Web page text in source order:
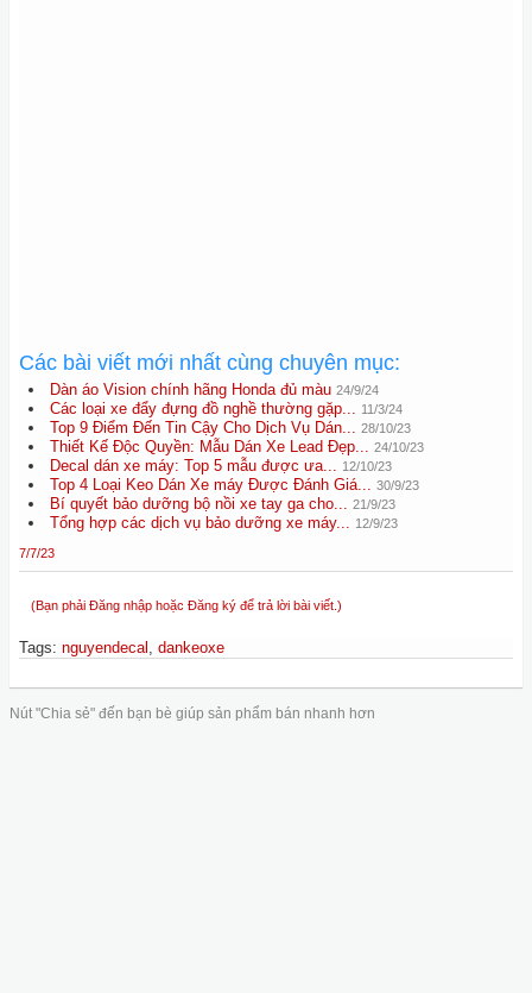
Các bài viết mới nhất cùng chuyên mục:
Dàn áo Vision chính hãng Honda đủ màu 24/9/24
Các loại xe đẩy đựng đồ nghề thường gặp... 11/3/24
Top 9 Điểm Đến Tin Cậy Cho Dịch Vụ Dán... 28/10/23
Thiết Kế Độc Quyền: Mẫu Dán Xe Lead Đẹp... 24/10/23
Decal dán xe máy: Top 5 mẫu được ưa... 12/10/23
Top 4 Loại Keo Dán Xe máy Được Đánh Giá... 30/9/23
Bí quyết bảo dưỡng bộ nồi xe tay ga cho... 21/9/23
Tổng hợp các dịch vụ bảo dưỡng xe máy... 12/9/23
7/7/23
(Bạn phải Đăng nhập hoặc Đăng ký để trả lời bài viết.)
Tags: nguyendecal , dankeoxe
Nút "Chia sẻ" đến bạn bè giúp sản phẩm bán nhanh hơn